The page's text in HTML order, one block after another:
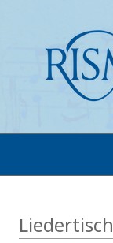
Liedertisch